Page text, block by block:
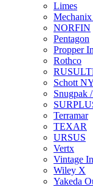
Limes
Mechanix
NORFIN
Pentagon
Propper
Rothco
Schott
Snugpak
Terramar
TEXAR
URSUS
Vertx
Vintage
Wiley X
Yakeda